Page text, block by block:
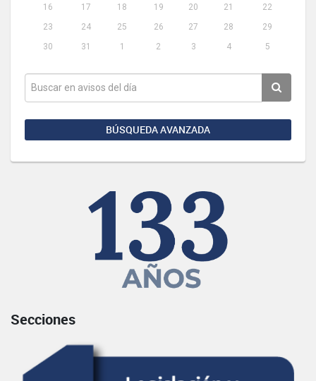
16
17 18 19 20 21
22
23
24 25 26 27 28
29
30
31 1 2 3 4 5
BÚSQUEDA AVANZADA
Secciones